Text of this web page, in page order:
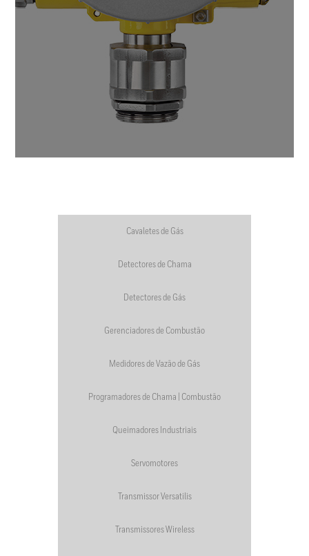
Cavaletes de Gás
Detectores de Chama
Detectores de Gás
Gerenciadores de Combustão
Medidores de Vazão de Gás
Programadores de Chama | Combustão
Queimadores Industriais
Servomotores
Transmissor Versatilis
Transmissores Wireless